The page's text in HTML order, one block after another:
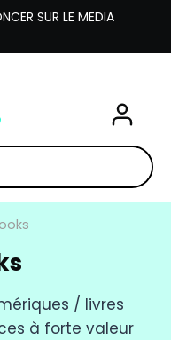
SUR LE MEDIA
/ livres
à forte valeur